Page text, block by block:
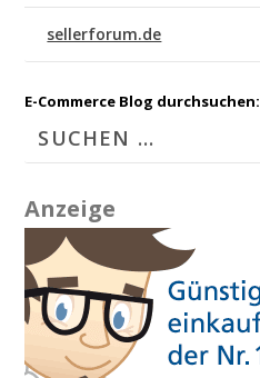
sellerforum.de
E-Commerce Blog durchsuchen:
Anzeige